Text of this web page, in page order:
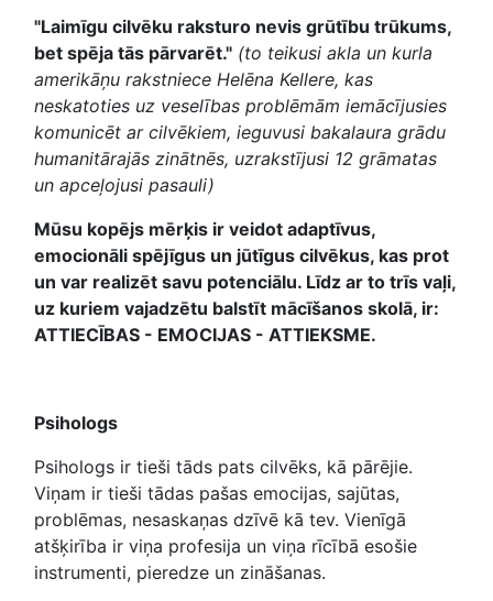
"Laimīgu cilvēku raksturo nevis grūtību trūkums,
bet spēja tās pārvarēt." (to teikusi akla un kurla
amerikāņu rakstniece Helēna Kellere, kas
neskatoties uz veselības problēmām iemācījusies
komunicēt ar cilvēkiem, ieguvusi bakalaura grādu
humanitārajās zinātnēs, uzrakstījusi 12 grāmatas
un apceļojusi pasauli)
Mūsu kopējs mērķis ir veidot adaptīvus,
emocionāli spējīgus un jūtīgus cilvēkus, kas prot
un var realizēt savu potenciālu. Līdz ar to trīs vaļi,
uz kuriem vajadzētu balstīt mācīšanos skolā, ir:
ATTIECĪBAS - EMOCIJAS - ATTIEKSME.
Psihologs
Psihologs ir tieši tāds pats cilvēks, kā pārējie.
Viņam ir tieši tādas pašas emocijas, sajūtas,
problēmas, nesaskaņas dzīvē kā tev. Vienīgā
atšķirība ir viņa profesija un viņa rīcībā esošie
instrumenti, pieredze un zināšanas.